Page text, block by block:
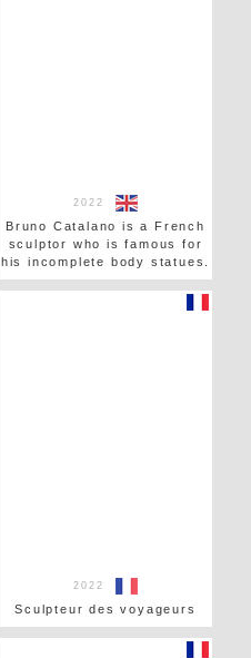
2022
Bruno Catalano is a French
sculptor who is famous for
his incomplete body statues.
2022
Sculpteur des voyageurs